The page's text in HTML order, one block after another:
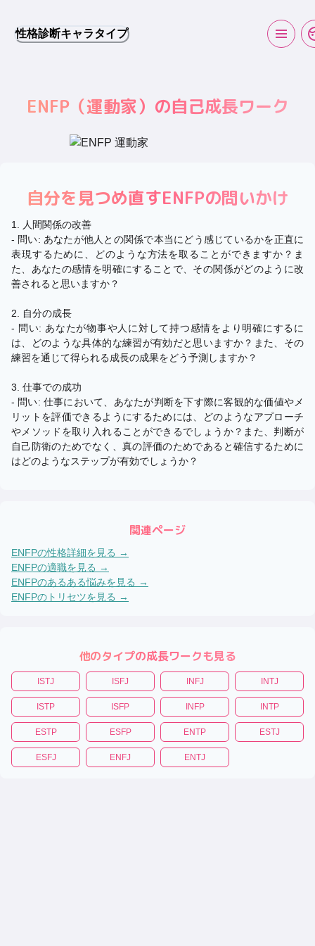
性格診断キャラタイプ
ENFP（運動家）の自己成長ワーク
自分を見つめ直すENFPの問いかけ
1. 人間関係の改善
- 問い: あなたが他人との関係で本当にどう感じているかを正直に
表現するために、どのような方法を取ることができますか？ま
た、あなたの感情を明確にすることで、その関係がどのように改
善されると思いますか？
2. 自分の成長
- 問い: あなたが物事や人に対して持つ感情をより明確にするに
は、どのような具体的な練習が有効だと思いますか？また、その
練習を通じて得られる成長の成果をどう予測しますか？
3. 仕事での成功
- 問い: 仕事において、あなたが判断を下す際に客観的な価値やメ
リットを評価できるようにするためには、どのようなアプローチ
やメソッドを取り入れることができるでしょうか？また、判断が
自己防衛のためでなく、真の評価のためであると確信するために
はどのようなステップが有効でしょうか？
関連ページ
ENFPの性格詳細を見る →
ENFPの適職を見る →
ENFPのあるある悩みを見る →
ENFPのトリセツを見る →
他のタイプの成長ワークも見る
ISTJ ISFJ INFJ INTJ
ISTP ISFP INFP INTP
ESTP ESFP ENTP ESTJ
ESFJ ENFJ ENTJ